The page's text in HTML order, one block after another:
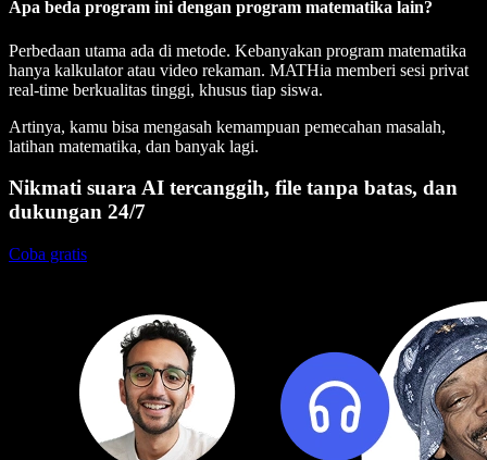
Apa beda program ini dengan program matematika lain?
Perbedaan utama ada di metode. Kebanyakan program matematika
hanya kalkulator atau video rekaman. MATHia memberi sesi privat
real-time berkualitas tinggi, khusus tiap siswa.
Artinya, kamu bisa mengasah kemampuan pemecahan masalah,
latihan matematika, dan banyak lagi.
Nikmati suara AI tercanggih, file tanpa batas, dan
dukungan 24/7
Coba gratis